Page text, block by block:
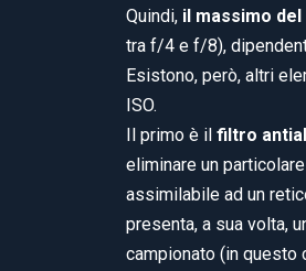
Quindi, il massimo
tra f/4 e f/8),
Esistono, però, altri
ISO.
Il primo è il filtro
eliminare un
assimilabile ad un
presenta, a sua volta,
campionato (in